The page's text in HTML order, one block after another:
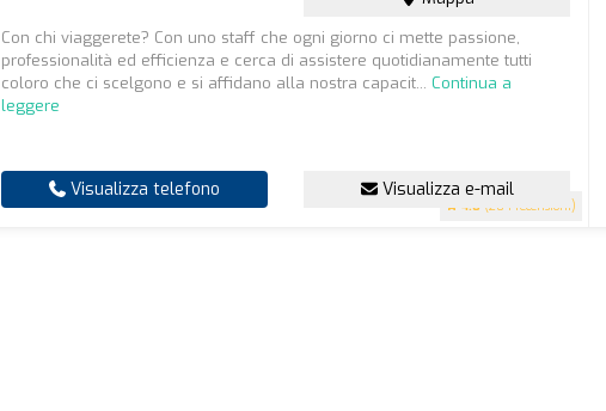
4.8 (204 recensioni)
Con chi viaggerete? Con uno staff che ogni giorno ci mette passione,
professionalità ed efficienza e cerca di assistere quotidianamente tutti
coloro che ci scelgono e si affidano alla nostra capacit... Continua a
leggere
Visualizza telefono Visualizza e-mail